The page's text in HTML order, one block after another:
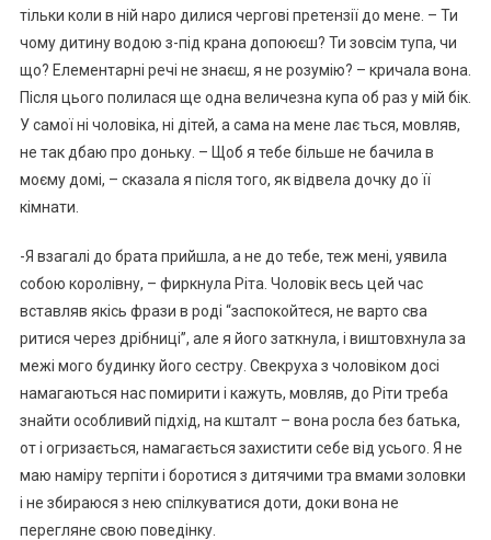
тільки коли в ній наро дилися чергові претензії до мене. – Ти
чому дитину водою з-під крана допоюєш? Ти зовсім тупа, чи
що? Елементарні речі не знаєш, я не розумію? – кричала вона.
Після цього полилася ще одна величезна купа об раз у мій бік.
У самої ні чоловіка, ні дітей, а сама на мене лає ться, мовляв,
не так дбаю про доньку. – Щоб я тебе більше не бачила в
моєму домі, – сказала я після того, як відвела дочку до її
кімнати.
-Я взагалі до брата прийшла, а не до тебе, теж мені, уявила
собою королівну, – фиркнула Ріта. Чоловік весь цей час
вставляв якісь фрази в роді “заспокойтеся, не варто сва
ритися через дрібниці”, але я його заткнула, і виштовхнула за
межі мого будинку його сестру. Свекруха з чоловіком досі
намагаються нас помирити і кажуть, мовляв, до Ріти треба
знайти особливий підхід, на кшталт – вона росла без батька,
от і огризається, намагається захистити себе від усього. Я не
маю наміру терпіти і боротися з дитячими тра вмами золовки
і не збираюся з нею спілкуватися доти, доки вона не
перегляне свою поведінку.